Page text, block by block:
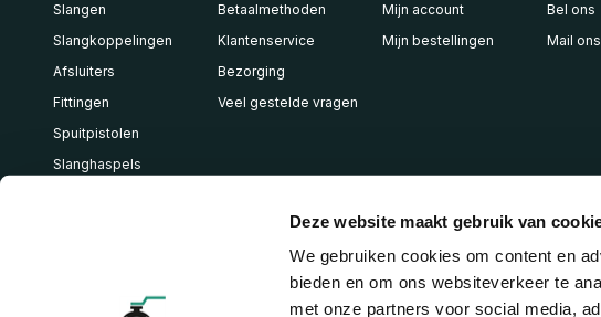
Deze website maakt gebruik van
We gebruiken cookies om content en
bieden en om ons websiteverkeer te
met onze partners voor social media,
Slangen
Slangkoppelingen
Afsluiters
Fittingen
Spuitpistolen
Slanghaspels
Betaalmethoden
Klantenservice
Bezorging
Veel gestelde vragen
Mijn account
Mijn bestellingen
Bel ons
Mail ons